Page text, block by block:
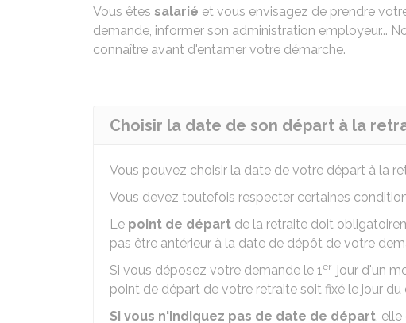
Vous êtes salarié et vous envisagez de prendre
demande, informer son administration employeur...
connaître avant d'entamer votre démarche.
Choisir la date de son départ à la
Vous pouvez choisir la date de votre départ à la
Vous devez toutefois respecter certaines
Le point de départ de la retraite doit
pas être antérieur à la date de dépôt de votre
Si vous déposez votre demande le 1er jour d'un
point de départ de votre retraite soit fixé le jour
Si vous n'indiquez pas de date de départ, elle